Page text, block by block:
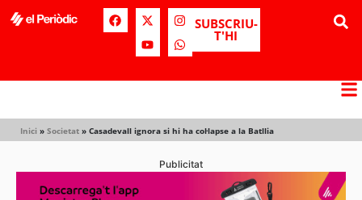
SUBSCRIU-
T'HI
Inici » Societat » Casadevall ignora si hi ha col·lapse a la Batllia
Publicitat